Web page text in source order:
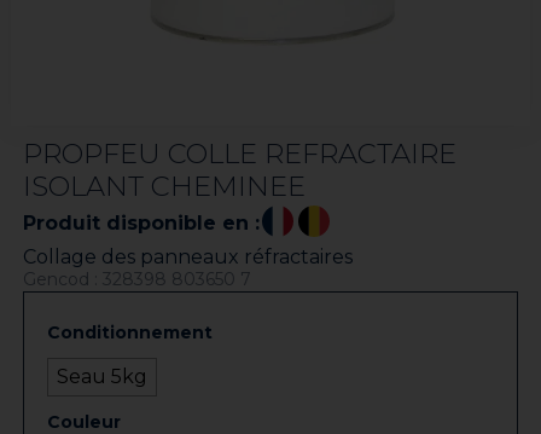
PROPFEU COLLE REFRACTAIRE
ISOLANT CHEMINEE
Produit disponible en :
Collage des panneaux réfractaires
Gencod : 328398 803650 7
Conditionnement
Seau 5kg
Couleur